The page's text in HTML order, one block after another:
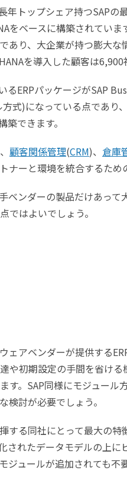
年トップシェア持つSAPの
をベースに構築されてい
あり、大企業が持つ膨大
を導入した顧客は6,900
るERPパッケージがSAP
式)になっている点であり
できます。
顧客関係管理(CRM)、 倉庫
ナーと環境を統合するため
ベンダーの製品だけあっ
ではよいでしょう。
ェアベンダーが提供する
や初期設定の手間を省ける
す。SAP同様にモジュー
検討が必要でしょう。
する同社にとって最大の
されたデータモデルの上
ジュールが追加されても